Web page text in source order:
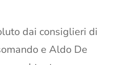
dai consiglieri di
e Aldo De